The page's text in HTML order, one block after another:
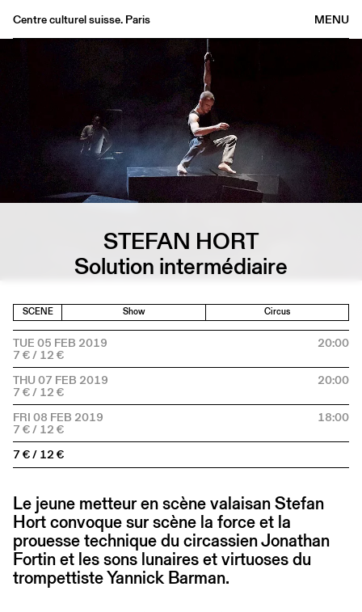
MENU
Centre culturel suisse. Paris
Archives
Medias
Publications
About
STEFAN HORT
Solution intermédiaire
SCENE Show Circus
TUE 05 FEB 2019 20:00
THU 07 FEB 2019 20:00
FRI 08 FEB 2019 18:00
7 € / 12 €
Le jeune metteur en scène valaisan Stefan
Hort convoque sur scène la force et la
prouesse technique du circassien Jonathan
Fortin et les sons lunaires et virtuoses du
trompettiste Yannick Barman.